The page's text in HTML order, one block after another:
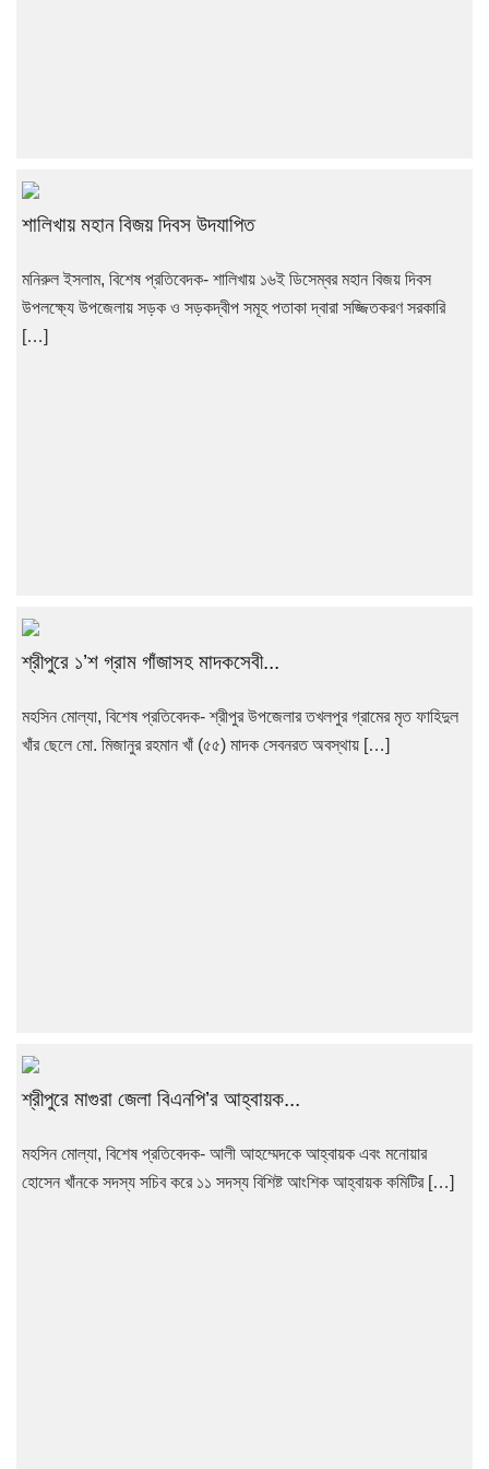
শালিখায় মহান বিজয় দিবস উদযাপিত
মনিরুল ইসলাম, বিশেষ প্রতিবেদক- শালিখায় ১৬ই ডিসেম্বর মহান বিজয় দিবস
উপলক্ষ্যে উপজেলায় সড়ক ও সড়কদ্বীপ সমূহ পতাকা দ্বারা সজ্জিতকরণ সরকারি
[…]
শ্রীপুরে ১’শ গ্রাম গাঁজাসহ মাদকসেবী...
মহসিন মোল্যা, বিশেষ প্রতিবেদক- শ্রীপুর উপজেলার তখলপুর গ্রামের মৃত ফাহিদুল
খাঁর ছেলে মো. মিজানুর রহমান খাঁ (৫৫) মাদক সেবনরত অবস্থায় […]
শ্রীপুরে মাগুরা জেলা বিএনপি’র আহ্বায়ক...
মহসিন মোল্যা, বিশেষ প্রতিবেদক- আলী আহম্মেদকে আহ্বায়ক এবং মনোয়ার
হোসেন খাঁনকে সদস্য সচিব করে ১১ সদস্য বিশিষ্ট আংশিক আহ্বায়ক কমিটির […]